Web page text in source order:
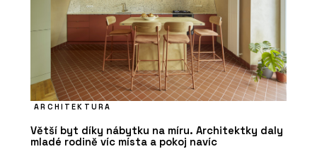
ARCHITEKTURA
Větší byt díky nábytku na míru. Architektky daly
mladé rodině víc místa a pokoj navíc